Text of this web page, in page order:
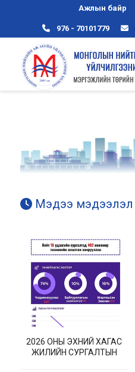
Ажлын байр
976 - 70101779
Мэдээ мэдээлэл
2026 ОНЫ ЭХНИЙ ХАГАС
ЖИЛИЙН СУРГАЛТЫН